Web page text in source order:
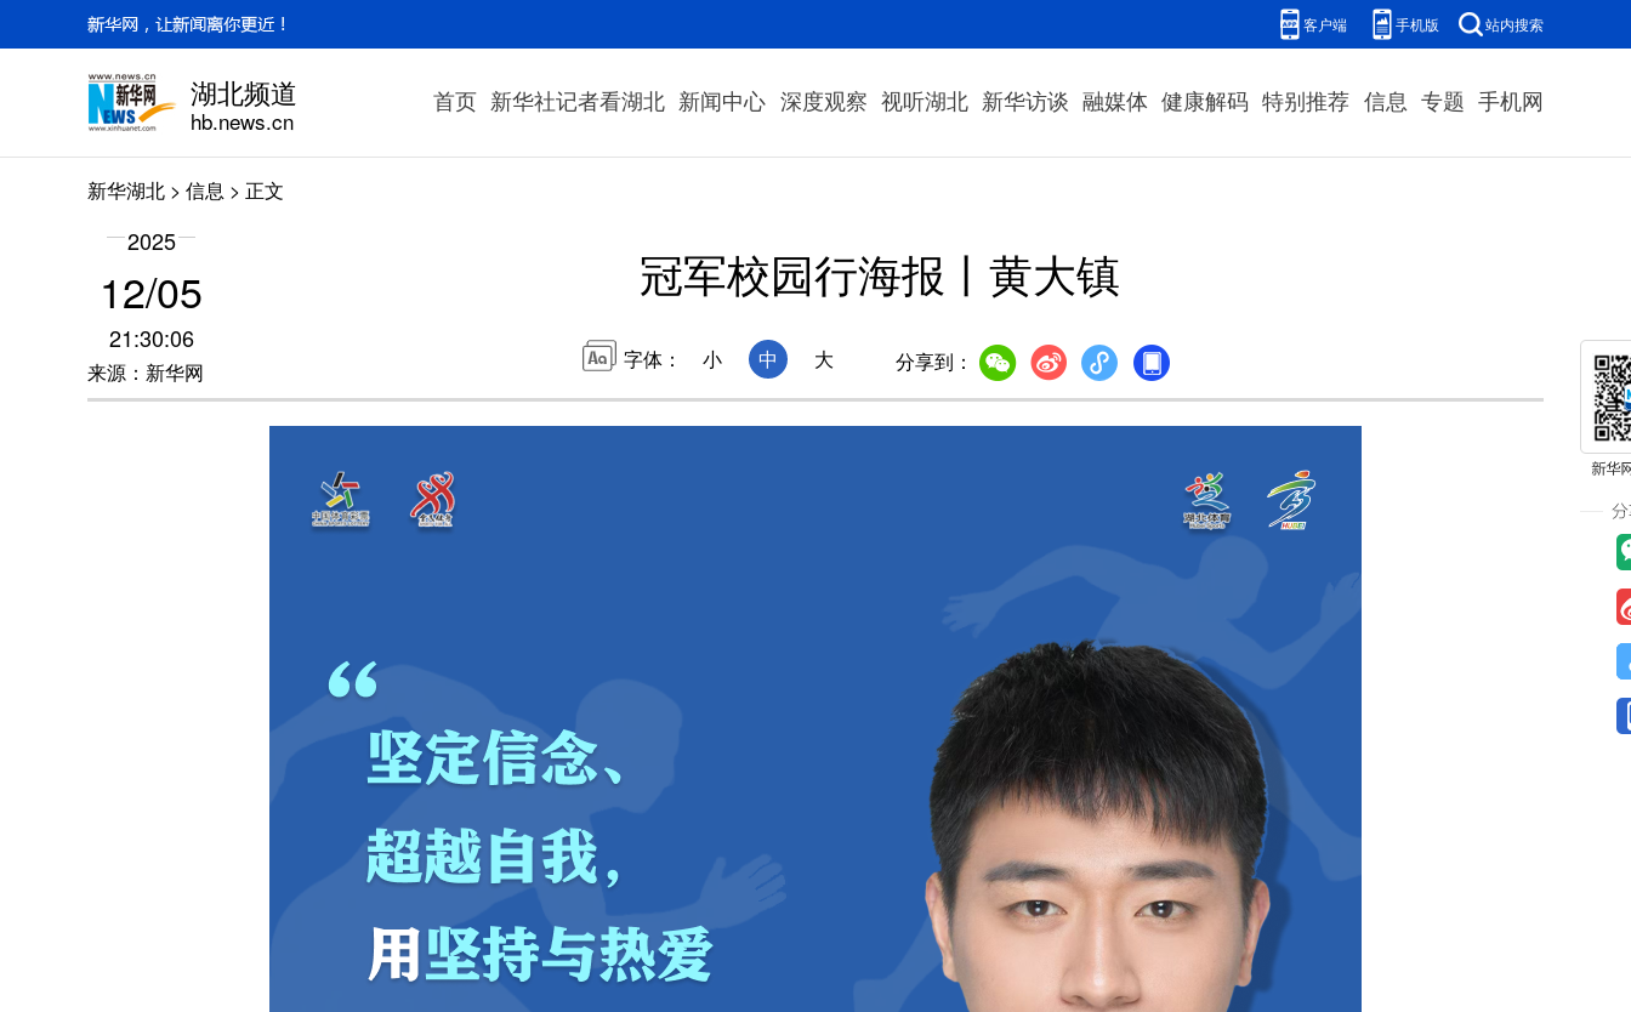
客户端 手机版 站内搜索
湖北频道
hb.news.cn
首页 新华社记者看湖北 新闻中心 深度观察 视听湖北 新华访谈 融媒体 健康解码 特别推荐 信息 专题 手机网
新华湖北 > 信息 > 正文
2025
12/05
21:30:06
来源：新华网
冠军校园行海报丨黄大镇
字体： 小 中 大 分享到：